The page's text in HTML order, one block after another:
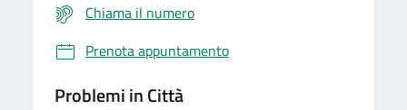
Chiama il numero
Prenota appuntamento
Problemi in Città